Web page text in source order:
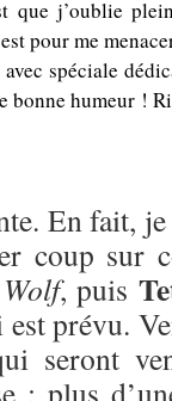
j’oublie
pour me
spéciale
bonne humeur !
En fait,
coup sur
, puis
prévu.
seront
: plus